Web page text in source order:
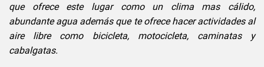
que ofrece este lugar como un clima mas cálido,
abundante agua además que te ofrece hacer actividades al
aire libre como bicicleta, motocicleta, caminatas y
cabalgatas.